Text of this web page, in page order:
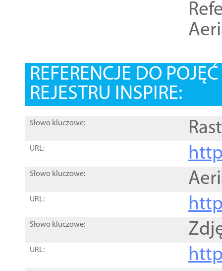
REFERENCJE DO
REJESTRU INSPIRE:
Słowo kluczowe:
URL:
Słowo kluczowe:
URL:
Słowo kluczowe:
URL: